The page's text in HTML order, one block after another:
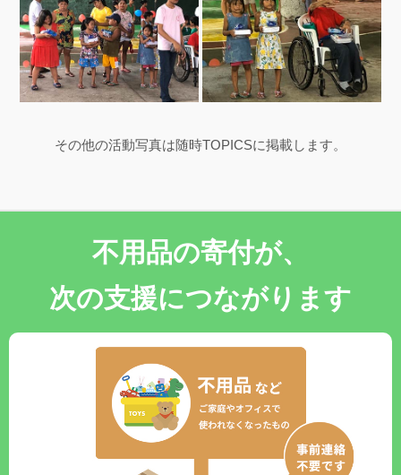
その他の活動写真は随時TOPICSに掲載します。
不用品の寄付が、
次の支援につながります